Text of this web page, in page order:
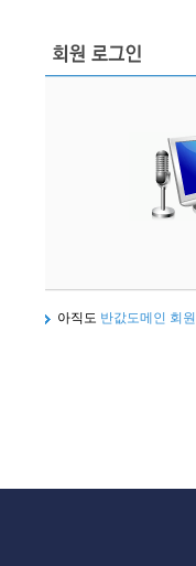
아직도 반값도메인 회원